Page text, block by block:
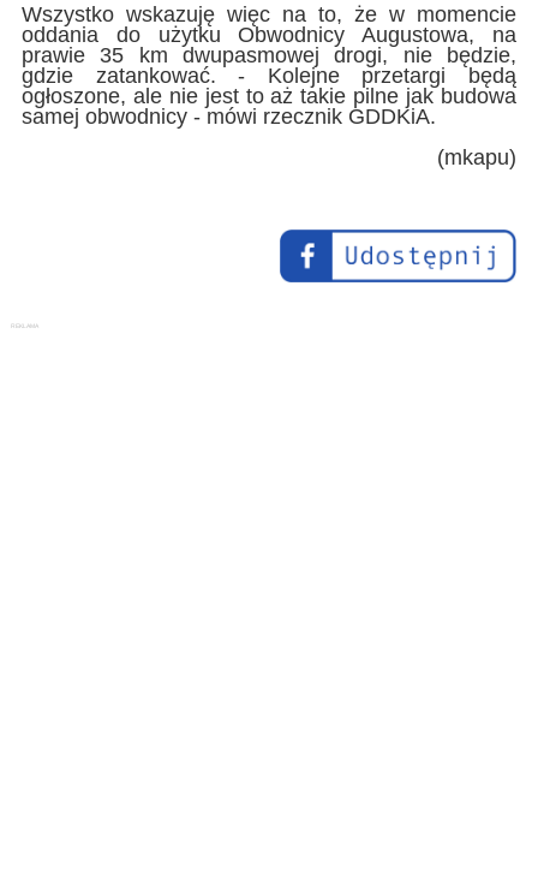
Wszystko wskazuję więc na to, że w momencie
oddania do użytku Obwodnicy Augustowa, na
prawie 35 km dwupasmowej drogi, nie będzie,
gdzie zatankować. - Kolejne przetargi będą
ogłoszone, ale nie jest to aż takie pilne jak budowa
samej obwodnicy - mówi rzecznik GDDKiA.
(mkapu)